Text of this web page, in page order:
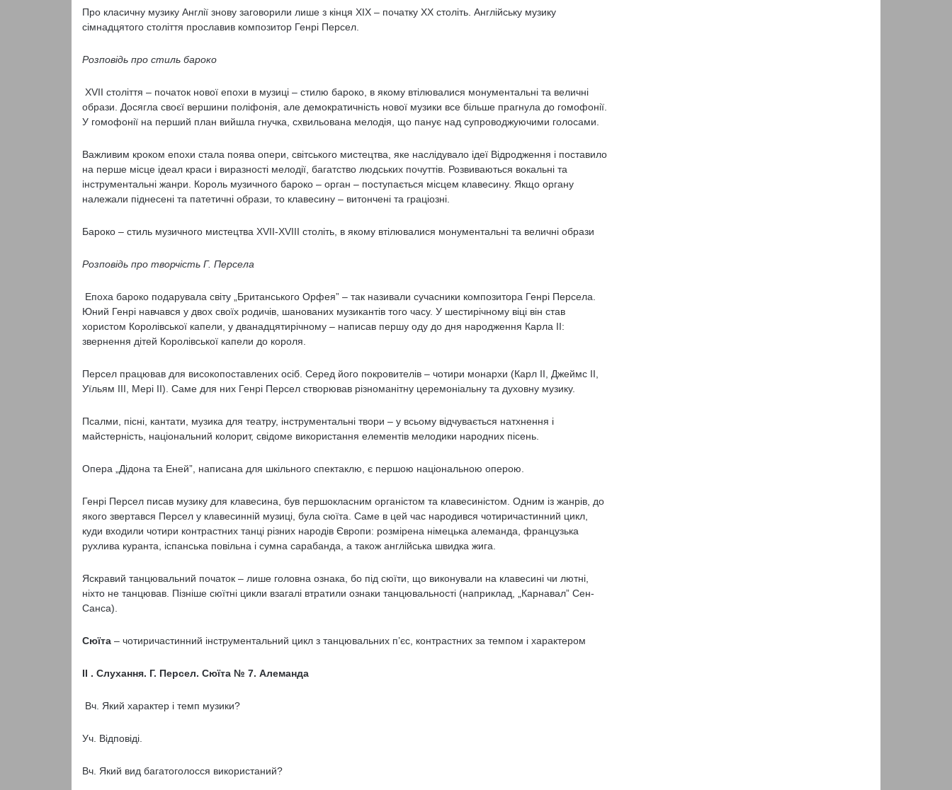
Про класичну музику Англії знову заговорили лише з кінця ХІХ – початку ХХ століть. Англійську музику
сімнадцятого століття прославив композитор Генрі Персел.
Розповідь про стиль бароко
ХVІІ століття – початок нової епохи в музиці – стилю бароко, в якому втілювалися монументальні та величні
образи. Досягла своєї вершини поліфонія, але демократичність нової музики все більше прагнула до гомофонії.
У гомофонії на перший план вийшла гнучка, схвильована мелодія, що панує над супроводжуючими голосами.
Важливим кроком епохи стала поява опери, світського мистецтва, яке наслідувало ідеї Відродження і поставило
на перше місце ідеал краси і виразності мелодії, багатство людських почуттів. Розвиваються вокальні та
інструментальні жанри. Король музичного бароко – орган – поступається місцем клавесину. Якщо органу
належали піднесені та патетичні образи, то клавесину – витончені та граціозні.
Бароко – стиль музичного мистецтва ХVІІ-ХVІІІ століть, в якому втілювалися монументальні та величні образи
Розповідь про творчість Г. Персела
Епоха бароко подарувала світу „Британського Орфея” – так називали сучасники композитора Генрі Персела.
Юний Генрі навчався у двох своїх родичів, шанованих музикантів того часу. У шестирічному віці він став
хористом Королівської капели, у дванадцятирічному – написав першу оду до дня народження Карла ІІ:
звернення дітей Королівської капели до короля.
Персел працював для високопоставлених осіб. Серед його покровителів – чотири монархи (Карл ІІ, Джеймс ІІ,
Уїльям ІІІ, Мері ІІ). Саме для них Генрі Персел створював різноманітну церемоніальну та духовну музику.
Псалми, пісні, кантати, музика для театру, інструментальні твори – у всьому відчувається натхнення і
майстерність, національний колорит, свідоме використання елементів мелодики народних пісень.
Опера „Дідона та Еней”, написана для шкільного спектаклю, є першою національною оперою.
Генрі Персел писав музику для клавесина, був першокласним органістом та клавесиністом. Одним із жанрів, до
якого звертався Персел у клавесинній музиці, була сюїта. Саме в цей час народився чотиричастинний цикл,
куди входили чотири контрастних танці різних народів Європи: розмірена німецька алеманда, французька
рухлива куранта, іспанська повільна і сумна сарабанда, а також англійська швидка жига.
Яскравий танцювальний початок – лише головна ознака, бо під сюїти, що виконували на клавесині чи лютні,
ніхто не танцював. Пізніше сюїтні цикли взагалі втратили ознаки танцювальності (наприклад, „Карнавал” Сен-
Санса).
Сюїта– чотиричастинний інструментальний цикл з танцювальних п’єс, контрастних за темпом і характером
ІІ . Слухання. Г. Персел. Сюїта № 7. Алеманда
Вч. Який характер і темп музики?
Уч. Відповіді.
Вч. Який вид багатоголосся використаний?